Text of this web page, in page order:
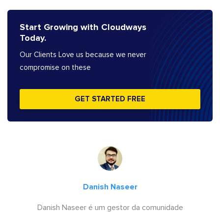
Start Growing with Cloudways
Today.
Our Clients Love us because we never
compromise on these
GET STARTED FREE
Danish Naseer
Danish Naseer é um gestor da comunidade